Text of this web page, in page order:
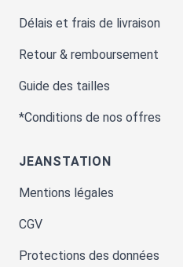
Délais et frais de livraison
Retour & remboursement
Guide des tailles
*Conditions de nos offres
JEANSTATION
Mentions légales
CGV
Protections des données